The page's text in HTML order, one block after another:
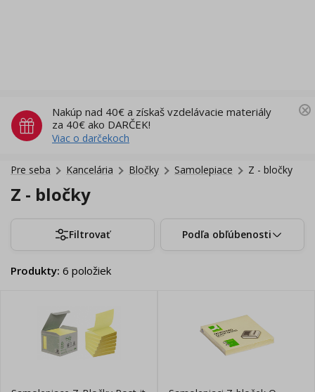
Nakúp nad 40€ a získaš vzdelávacie materiály
za 40€ ako DARČEK!
Viac o darčekoch
Pre seba Kancelária Bločky Samolepiace Z - bločky
Z - bločky
Filtrovať Podľa obľúbenosti
Produkty: 6 položiek